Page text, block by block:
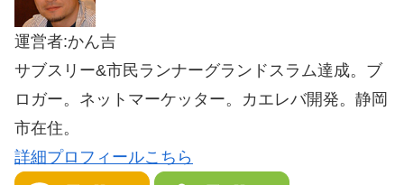
運営者:かん吉
サブスリー&市民ランナーグランドスラム達成。ブ
ロガー。ネットマーケッター。カエレバ開発。静岡
市在住。
詳細プロフィールこちら